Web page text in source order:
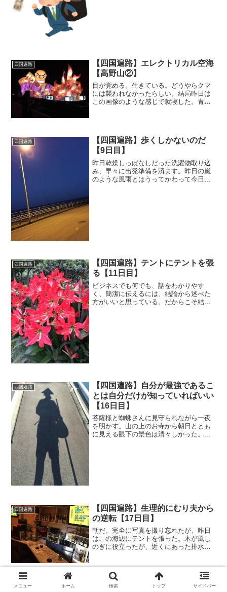
四国遍路
【四国遍路】エレクトリカル空海
【高野山②】
目が覚める。生きている。どうやらクマ
には襲われなかったらしい。結局昨日は
この画像のような感じで就寝した。青い
うに張らなかった。それに...
四国遍路
【四国遍路】歩くしかないのだ
【9日目】
昨日乾燥しっぱなしだった洗濯物取り込
み、早々に出発準備を済ます。昨日の嵐
のような風雨とはうってかわって今日は
四国遍路
【四国遍路】テントにテントを張
る【11日目】
ビジネスでも何でも、話をわかりやす
く、簡潔に伝えるには、結論から述べた
方がいいと思っている。だからこそ結論
四国遍路
【四国遍路】自分が最強であるこ
とは自分だけが知っていればいい
【16日目】
菩薩様と蜘蛛さんに見守られながら一夜
を明かす。山の上のお寺から朝日ととも
に見える眼下の景色は清々しかった。通
四国遍路
【四国遍路】生理的にむり夫から
の逆転【17日目】
朝だ。完全に写真を撮り忘れたが、昨日
はこの海辺にテントを張った。木が風し
のぎに役立ったが、近くにあった排水口
で寒かったものの、朝日が綺麗でその他
のことは一気にどうでもよ...
メニュー ホーム 検索 トップ サイドバー